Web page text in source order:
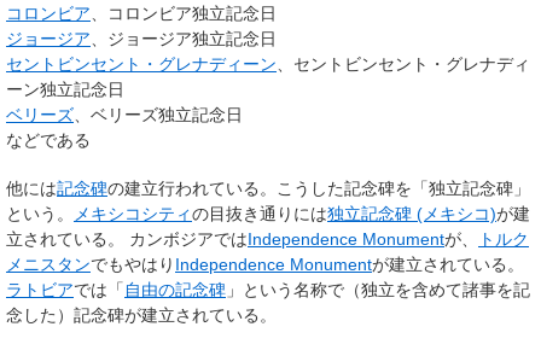
コロンビア、コロンビア独立記念日
ジョージア、ジョージア独立記念日
セントビンセント・グレナディーン、セントビンセント・グレナディ
ーン独立記念日
ベリーズ、ベリーズ独立記念日
などである
他には記念碑の建立行われている。こうした記念碑を「独立記念碑」
という。
メキシコシティの目抜き通りには独立記念碑 (メキシコ)が建
立されている。 カンボジアではIndependence Monumentが、
トルク
メニスタンでもやはり Independence Monumentが建立されている。
ラトビアでは「 自由の記念碑 」という名称で（独立を含めて諸事を記
念した）記念碑が建立されている。